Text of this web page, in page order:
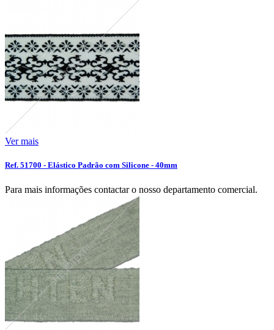
Ver mais
Ref. 51700 - Elástico Padrão com Silicone - 40mm
Para mais informações contactar o nosso departamento comercial.